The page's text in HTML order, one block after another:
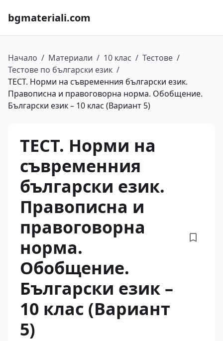
bgmateriali.com
Начало / Материали / 10 клас / Тестове /
Тестове по български език /
ТЕСТ. Норми на съвременния български език.
Правописна и правоговорна норма. Обобщение.
Български език – 10 клас (Вариант 5)
ТЕСТ. Норми на
съвременния
български език.
Правописна и
правоговорна
норма.
Обобщение.
Български език –
10 клас (Вариант
5)